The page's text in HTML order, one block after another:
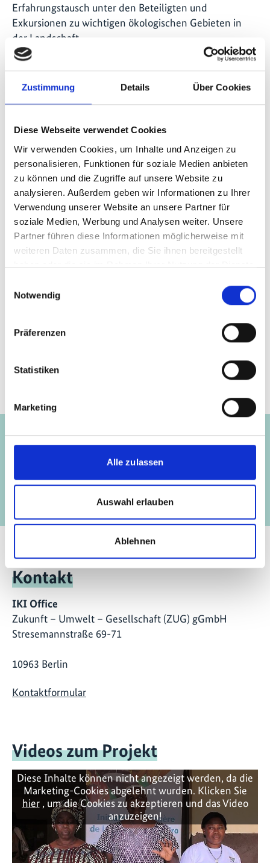
Zustimmung Details Über Cookies
Diese Webseite verwendet Cookies
Wir verwenden Cookies, um Inhalte und Anzeigen zu
personalisieren, Funktionen für soziale Medien anbieten
zu können und die Zugriffe auf unsere Website zu
analysieren. Außerdem geben wir Informationen zu Ihrer
Verwendung unserer Website an unsere Partner für
soziale Medien, Werbung und Analysen weiter. Unsere
Partner führen diese Informationen möglicherweise mit
weiteren Daten zusammen, die Sie ihnen bereitgestellt
haben oder die sie im Rahmen Ihrer Nutzung der Dienste
Notwendig
Präferenzen
Statistiken
Marketing
Alle zulassen
Auswahl erlauben
Ablehnen
Erfahrungstausch unter den Beteiligten und
Exkursionen zu wichtigen ökologischen Gebieten in
der Landschaft.
Proforest vertritt die Ansicht, dass Schulungen und
Kapazitätsaufbau unter den einzelnen Stakeholdern
für eine bessere Abstimmung und ein gemeinsames
innerhalb der Landschaft sorgen und damit ein
Dies ist eine fortlaufende Maßnahme, die für alle offen
sein sollte, um vor Ort eine echte Eigenverantwortung
für die Landschaftsinitiative zu gewährleisten. Das ist
besonders wichtig, wenn neue Akteure hinzukommen,
wie zum Beispiel neue Unternehmen, die in der
Landschaft tätig werden, oder das Personal in der
Seite teilen
https://www.international-climate-
Projekt
Vernetzung „entwaldungsfreier“ Lieferketten
Kontakt
IKI Office
Zukunft – Umwelt – Gesellschaft (ZUG) gGmbH
Stresemannstraße 69-71
10963 Berlin
Kontaktformular
Videos zum Projekt
Diese Inhalte können nicht angezeigt werden, da die
Marketing-Cookies abgelehnt wurden. Klicken Sie
hier, um die Cookies zu akzeptieren und das Video
anzuzeigen!